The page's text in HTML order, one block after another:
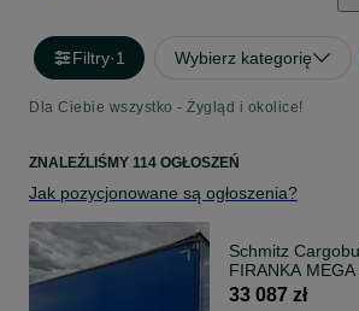
Filtry·1 Wybierz kategorię
Dla Ciebie wszystko - Żygląd i okolice!
ZNALEŹLIŚMY 114 OGŁOSZEŃ
Jak pozycjonowane są ogłoszenia?
Schmitz
FIRANKA
PLANDEKI -
33 087 zł